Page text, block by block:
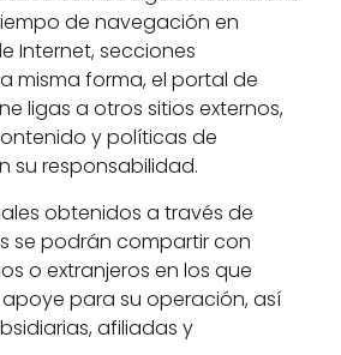
de navegación en
Internet, secciones
misma forma, el portal de
ligas a otros sitios externos,
y políticas de
su responsabilidad.
obtenidos a través de
se podrán compartir con
o extranjeros en los que
apoye para su operación, así
afiliadas y